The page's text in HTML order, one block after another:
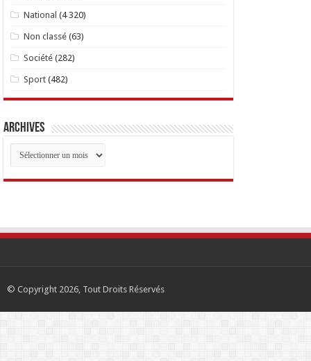
National (4 320)
Non classé (63)
Société (282)
Sport (482)
Archives
Archives
© Copyright 2026, Tout Droits Réservés